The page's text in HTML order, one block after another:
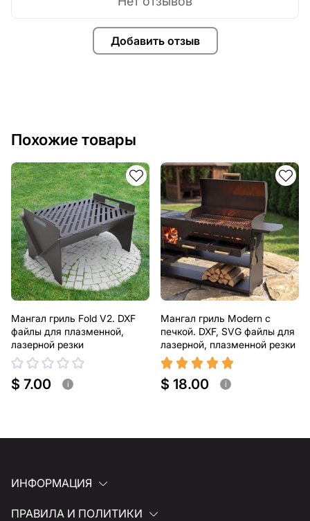
Добавить отзыв
Похожие товары
Мангал гриль Fold V2. DXF
файлы для плазменной,
лазерной резки
$ 7.00 i
Мангал гриль Modern с
печкой. DXF, SVG файлы для
лазерной, плазменной резки
$ 18.00 i
ИНФОРМАЦИЯ
ПРАВИЛА И ПОЛИТИКИ